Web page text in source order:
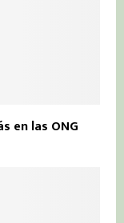
en las ONG